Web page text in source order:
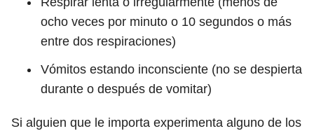
ocho veces por minuto o 10 segundos o más
entre dos respiraciones)
Vómitos estando inconsciente (no se despierta
durante o después de vomitar)
Si alguien que le importa experimenta alguno de los